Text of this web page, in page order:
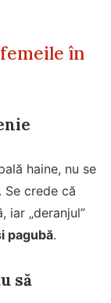
în
haine, nu se
crede că
iar „deranjul”
pagubă.
să